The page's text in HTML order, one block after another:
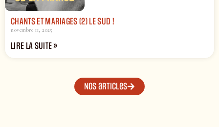
CHANTS ET MARIAGES (2) LE SUD !
novembre 11, 2025
LIRE LA SUITE »
Nos articles